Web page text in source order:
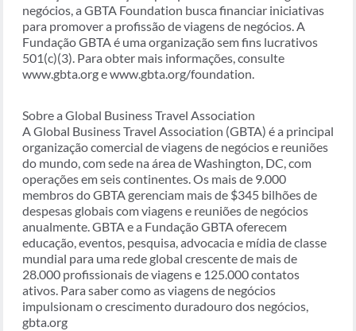
negócios, a GBTA Foundation busca financiar iniciativas
para promover a profissão de viagens de negócios. A
Fundação GBTA é uma organização sem fins lucrativos
501(c)(3). Para obter mais informações, consulte
www.gbta.org e www.gbta.org/foundation.
Sobre a Global Business Travel Association
A Global Business Travel Association (GBTA) é a principal
organização comercial de viagens de negócios e reuniões
do mundo, com sede na área de Washington, DC, com
operações em seis continentes. Os mais de 9.000
membros do GBTA gerenciam mais de $345 bilhões de
despesas globais com viagens e reuniões de negócios
anualmente. GBTA e a Fundação GBTA oferecem
educação, eventos, pesquisa, advocacia e mídia de classe
mundial para uma rede global crescente de mais de
28.000 profissionais de viagens e 125.000 contatos
ativos. Para saber como as viagens de negócios
impulsionam o crescimento duradouro dos negócios,
gbta.org